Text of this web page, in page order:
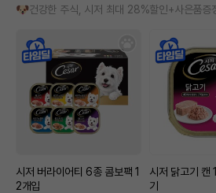
🐶건강한 주식, 시저 최대 28%할인+사은품증
시저 버라이어티 6종 콤보팩 1
2개입
시저 닭고기 캔
기